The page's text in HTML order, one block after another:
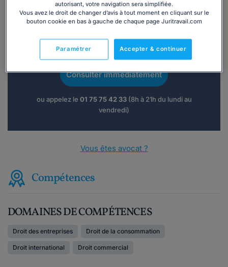
Vous souhaitez une consultation par
téléphone ?
Consulter immédiatement
ou appelez le 01 75 75 42 33(8h à 21h du lundi au
vendredi)
Vous êtes avocat ?
Compétences
DOMAINES DE COMPÉTENCES
Droit des entreprises Droit de la consommation
Droit international Droit commercial
autorisant, votre navigation sera simplifiée.
Vous avez le droit de changer d’avis à tout moment en cliquant sur le
bouton cookie en bas à gauche de chaque page Juritravail.com
Accepter & continuer
Paramétrer